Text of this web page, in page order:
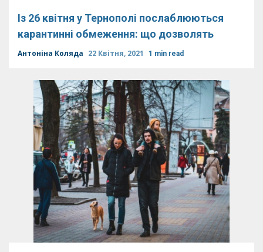
Із 26 квітня у Тернополі послаблюються
карантинні обмеження: що дозволять
Антоніна Коляда 22 Квітня, 2021 1 min read